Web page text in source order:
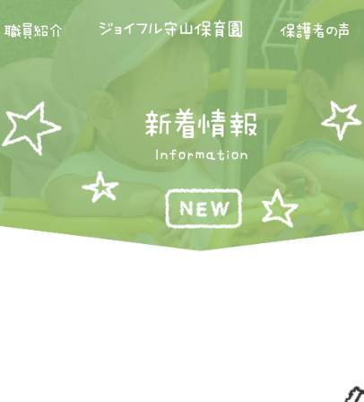
職員紹介 ジョイフル守山保育園 保護者の声
新着情報
Information